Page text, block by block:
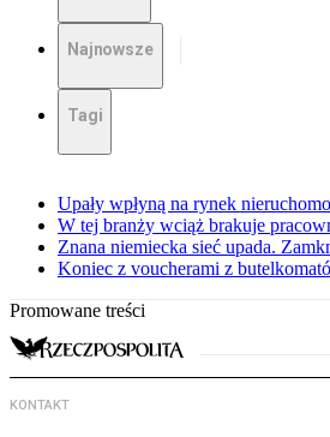
Najnowsze
Tagi
Upały wpłyną na rynek
W tej branży wciąż brakuje
Znana niemiecka sieć upada.
Koniec z voucherami z
Promowane treści
KONTAKT